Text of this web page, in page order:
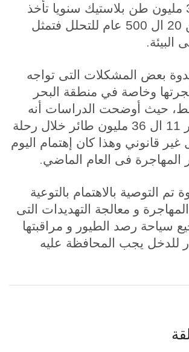
يتم إخراج 300 مليون طن بلاستيك سنويا تأخذ
دورة حياتها من 20 ال 500 عام للتحلل فتمثل
البيئة.
بعض المشكلات التى تواجه
وخاصة في منطقة البحر
حيث أوضحت الدراسات أنه
يتم قتل او أسر 11 ال 36 مليون طائر خلال رحلة
قانوني وهذا كان إهتمام اليوم
المهاجرة فى العام الماضي.
تم التوصية بالاهتمام بالتوعية
و معالجة التهديدات التى
سياحة رصد الطيور و مراقبتها
للدخل يجب المحافظة عليه